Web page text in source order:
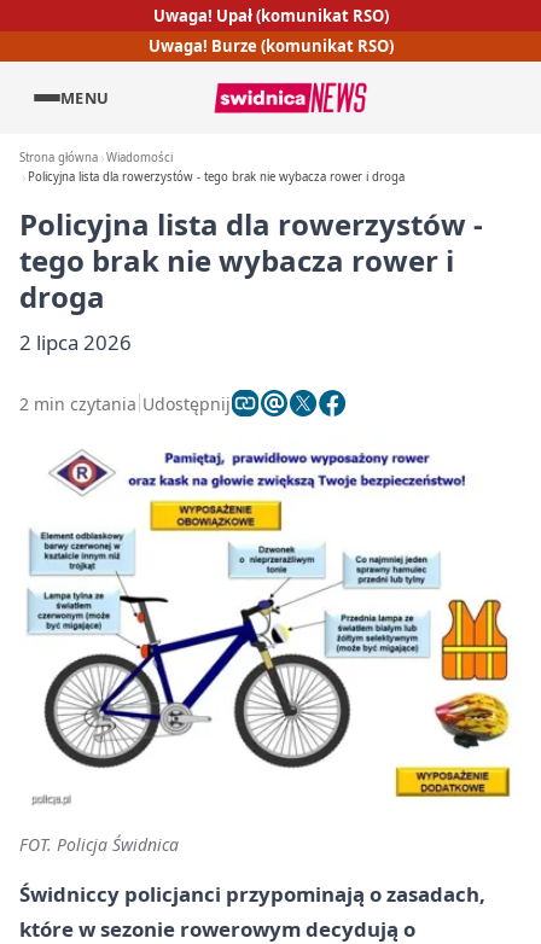
Uwaga! Upał (komunikat RSO)
Uwaga! Burze (komunikat RSO)
MENU
Strona główna Wiadomości
Policyjna lista dla rowerzystów - tego brak nie wybacza rower i droga
Policyjna lista dla rowerzystów -
tego brak nie wybacza rower i
droga
2 lipca 2026
2 min czytania Udostępnij
FOT. Policja Świdnica
Świdniccy policjanci przypominają o zasadach,
które w sezonie rowerowym decydują o